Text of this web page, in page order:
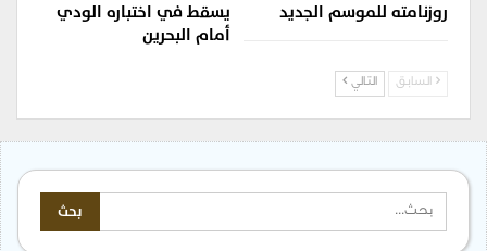
روزنامته للموسم الجديد
يسقط في اختباره الودي
أمام البحرين
السابق التالي